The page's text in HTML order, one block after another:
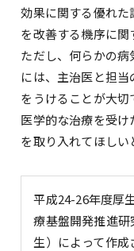
効果に関する優れた
を改善する機序に関
ただし、何らかの
には、主治医と担
をうけることが大切
医学的な治療を受
を取り入れてほしい
平成24-26年度厚
療基盤開発推進
生）によって作